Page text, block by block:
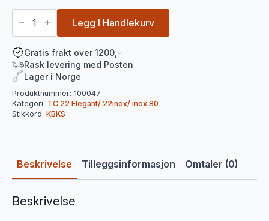
Skive
for
pølsestapping
22
Elegant
/
Inox
fra
Tre
Spade
antall
Legg I Handlekurv
Gratis frakt over 1200,-
Rask levering med Posten
Lager i Norge
Produktnummer: 100047
Kategori: TC 22 Elegant/ 22inox/ inox 80
Stikkord: KBKS
Beskrivelse Tilleggsinformasjon Omtaler (0)
Beskrivelse